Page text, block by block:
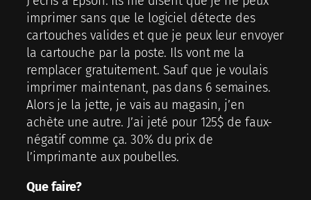
imprimer sans que le logiciel détecte des
cartouches valides et que je peux leur envoyer
la cartouche par la poste. Ils vont me la
remplacer gratuitement. Sauf que je voulais
imprimer maintenant, pas dans 6 semaines.
Alors je la jette, je vais au magasin, j’en
achète une autre. J’ai jeté pour 125$ de faux-
négatif comme ça. 30% du prix de
l’imprimante aux poubelles.
Que faire?